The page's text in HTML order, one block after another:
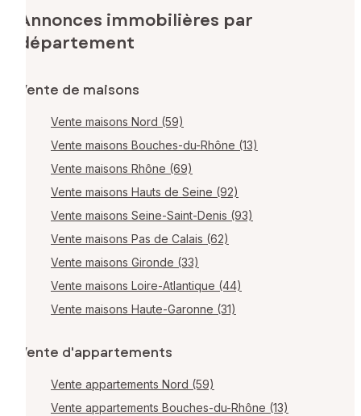
Annonces immobilières par
département
Vente de maisons
Vente maisons Nord (59)
Vente maisons Bouches-du-Rhône (13)
Vente maisons Rhône (69)
Vente maisons Hauts de Seine (92)
Vente maisons Seine-Saint-Denis (93)
Vente maisons Pas de Calais (62)
Vente maisons Gironde (33)
Vente maisons Loire-Atlantique (44)
Vente maisons Haute-Garonne (31)
Vente d'appartements
Vente appartements Nord (59)
Vente appartements Bouches-du-Rhône (13)